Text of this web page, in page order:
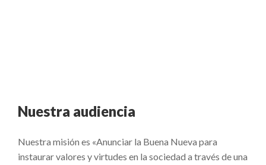
Nuestra audiencia
Nuestra misión es «Anunciar la Buena Nueva para
instaurar valores y virtudes en la sociedad a través de una